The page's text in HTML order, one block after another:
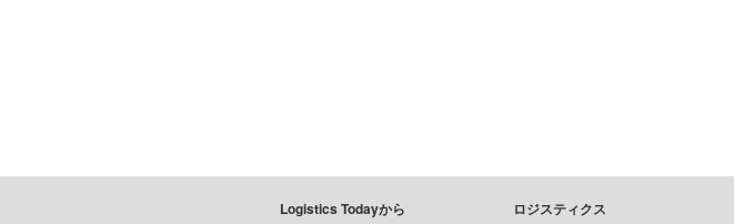
Logistics Todayから ロジスティクス